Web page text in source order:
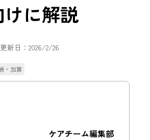
に解説
更新日： 2026/2/26
・加算
ケアチーム編集部